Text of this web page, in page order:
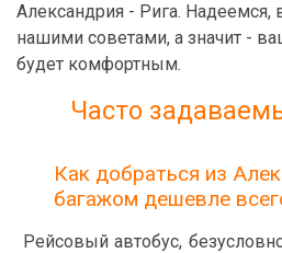
Александрия - Рига. Надеемся,
нашими советами, а значит -
будет комфортным.
Часто
Как добраться из
багажом дешевле
Рейсовый автобус,